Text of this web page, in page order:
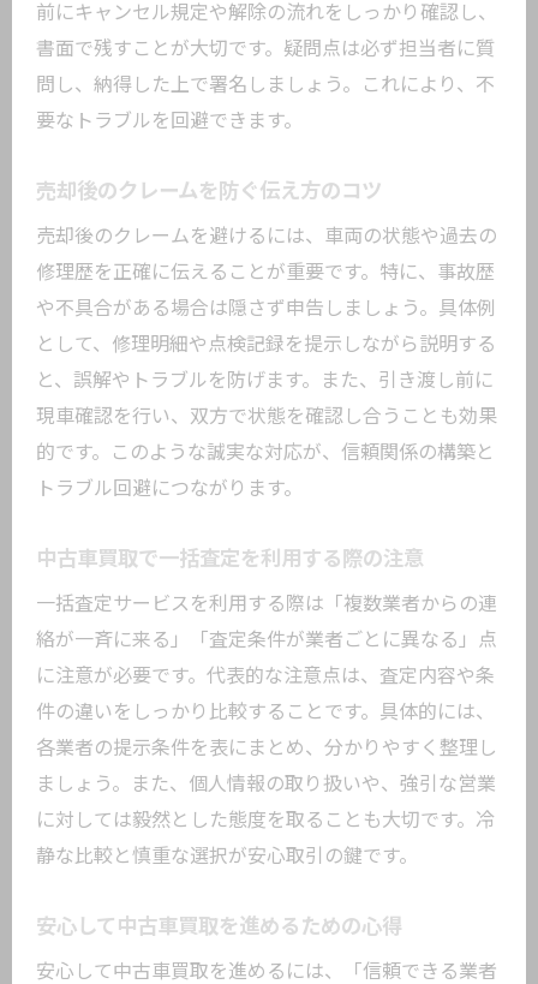
前にキャンセル規定や解除の流れをしっかり確認し、
書面で残すことが大切です。疑問点は必ず担当者に質
問し、納得した上で署名しましょう。これにより、不
要なトラブルを回避できます。
売却後のクレームを防ぐ伝え方のコツ
売却後のクレームを避けるには、車両の状態や過去の
修理歴を正確に伝えることが重要です。特に、事故歴
や不具合がある場合は隠さず申告しましょう。具体例
として、修理明細や点検記録を提示しながら説明する
と、誤解やトラブルを防げます。また、引き渡し前に
現車確認を行い、双方で状態を確認し合うことも効果
的です。このような誠実な対応が、信頼関係の構築と
トラブル回避につながります。
中古車買取で一括査定を利用する際の注意
一括査定サービスを利用する際は「複数業者からの連
絡が一斉に来る」「査定条件が業者ごとに異なる」点
に注意が必要です。代表的な注意点は、査定内容や条
件の違いをしっかり比較することです。具体的には、
各業者の提示条件を表にまとめ、分かりやすく整理し
ましょう。また、個人情報の取り扱いや、強引な営業
に対しては毅然とした態度を取ることも大切です。冷
静な比較と慎重な選択が安心取引の鍵です。
安心して中古車買取を進めるための心得
安心して中古車買取を進めるには、「信頼できる業者